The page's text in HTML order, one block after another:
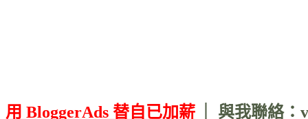
用 BloggerAds 替自已加薪
｜ 與我聯絡